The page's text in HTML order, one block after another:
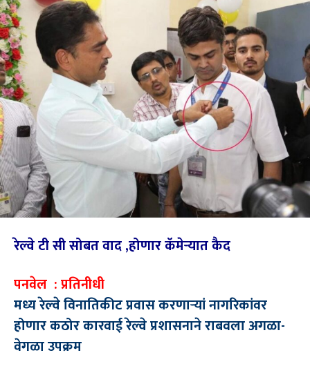
रेल्वे टी सी सोबत वाद ,होणार कॅमेऱ्यात कैद
पनवेल : प्रतिनीधी
मध्य रेल्वे विनातिकीट प्रवास करणार्‍यां नागरिकांवर
होणार कठोर कारवाई रेल्वे प्रशासनाने राबवला अगळा-
वेगळा उपक्रम